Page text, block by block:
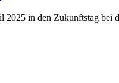
in den Zukunftstag bei